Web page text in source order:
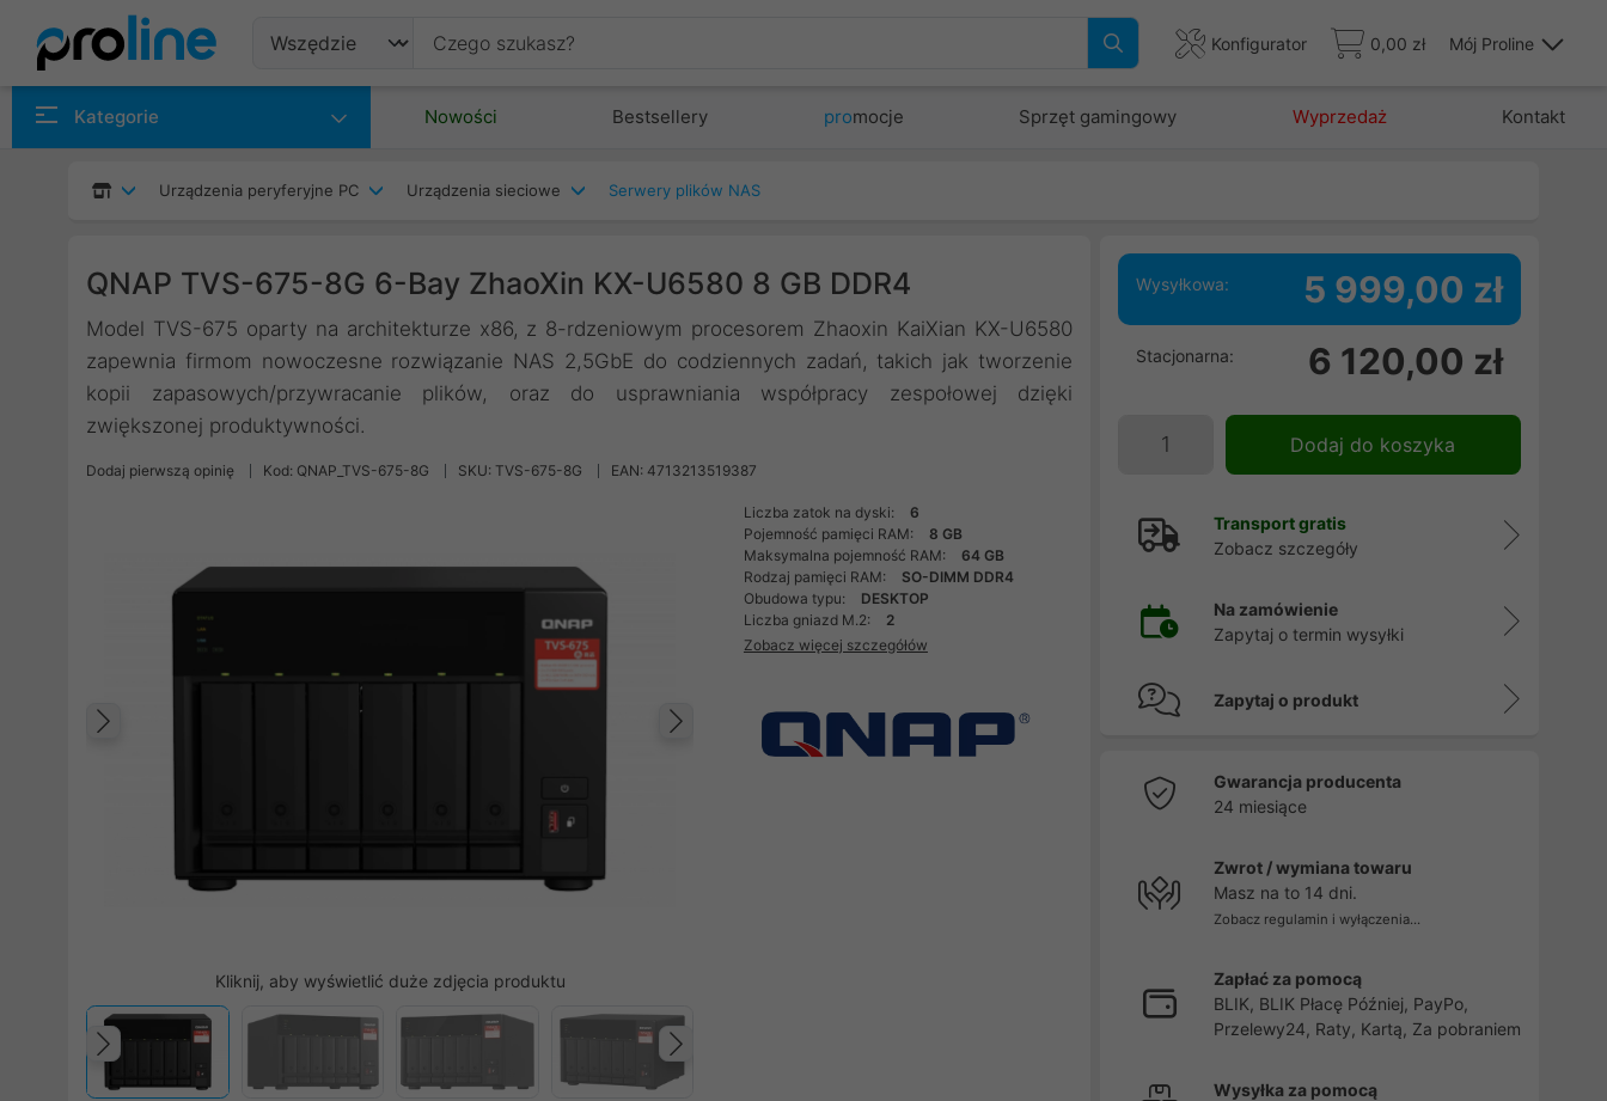
Konfigurator 0,00 zł Mój Proline
Kategorie Nowości Bestsellery promocje Sprzęt gamingowy Wyprzedaż Kontakt
Urządzenia peryferyjne PC Urządzenia sieciowe Serwery plików NAS
QNAP TVS-675-8G 6-Bay ZhaoXin KX-U6580 8 GB DDR4
Model TVS-675 oparty na architekturze x86, z 8-rdzeniowym procesorem Zhaoxin KaiXian KX-U6580
zapewnia firmom nowoczesne rozwiązanie NAS 2,5GbE do codziennych zadań, takich jak tworzenie
kopii zapasowych/przywracanie plików, oraz do usprawniania współpracy zespołowej dzięki
zwiększonej produktywności.
Dodaj pierwszą opinię Kod: QNAP_TVS-675-8G SKU: TVS-675-8G EAN: 4713213519387
Następny
Kliknij, aby wyświetlić duże zdjęcia produktu
Następny
Poprzedni
Liczba zatok na dyski:
6
Pojemność pamięci RAM:
8 GB
Maksymalna pojemność RAM:
64 GB
Rodzaj pamięci RAM:
SO-DIMM DDR4
Obudowa typu:
DESKTOP
Liczba gniazd M.2:
2
Zobacz więcej szczegółów
Wysyłkowa: 5 999,00 zł
Stacjonarna: 6 120,00 zł
Dodaj do koszyka
Transport gratis
Zobacz szczegóły
Na zamówienie
Zapytaj o termin wysyłki
Zapytaj o produkt
Gwarancja producenta
24 miesiące
Zwrot / wymiana towaru
Masz na to 14 dni.
Zobacz regulamin i wyłączenia...
Zapłać za pomocą
BLIK, BLIK Płacę Później, PayPo,
Przelewy24, Raty, Kartą, Za pobraniem
Wysyłka za pomocą